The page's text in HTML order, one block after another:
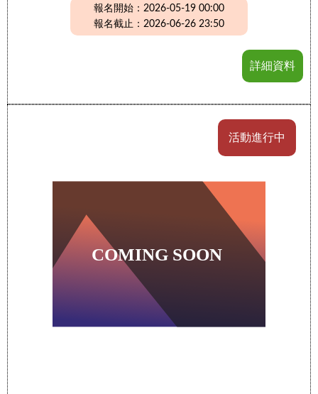
報名開始：2026-05-19 00:00
報名截止：2026-06-26 23:50
詳細資料
活動進行中